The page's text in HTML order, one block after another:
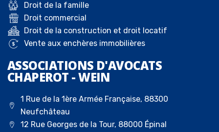
Droit de la famille
Droit commercial
Droit de la construction et droit locatif
Vente aux enchères immobilières
ASSOCIATIONS D'AVOCATS
CHAPEROT - WEIN
1 Rue de la 1ère Armée Française, 88300
Neufchâteau
12 Rue Georges de la Tour, 88000 Épinal